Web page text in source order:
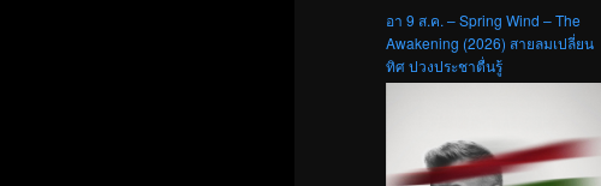
อา 9 ส.ค. – Spring Wind – The
Awakening (2026) สายลมเปลี่ยน
ทิศ ปวงประชาตื่นรู้